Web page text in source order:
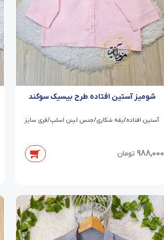
شومیز آستین افتاده طرح بیسیک سوگند
آستین افتاده/یقه شکاری/جنس لینن اسلپ/فری سایز
988,000 تومان